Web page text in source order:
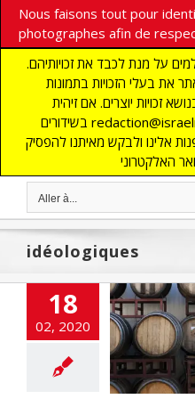
Nous faisons tout pour
photographes afin de
על מנת לכבד את זכויותיהם.
את בעלי הזכויות בתמונות
אלינו כנדרש בסעיף 27א בנושא זכויות יוצרים. אם זיהית
בשידורים redaction@israelmagazine.co.il שלנו תמונה שאתה
אלינו ולבקש מאיתנו להפסיק
האלקטרוני
Aller à...
idéologiques
18
02, 2020
étiquette,
éthique
Edito
POLITIQUE